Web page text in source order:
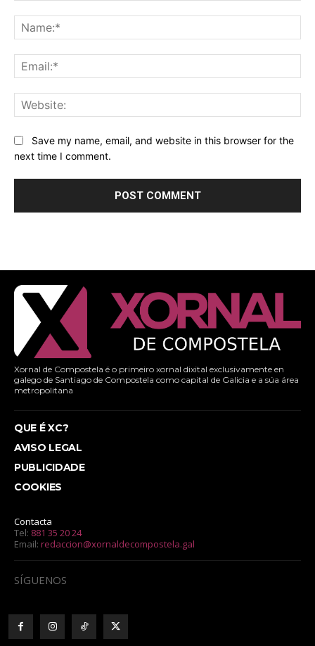
Save my name, email, and website in this browser for the
next time I comment.
Xornal de Compostela é o primeiro xornal dixital exclusivamente en
galego de Santiago de Compostela como capital de Galicia e a súa área
metropolitana
QUE É XC?
AVISO LEGAL
PUBLICIDADE
COOKIES
Contacta
Tel: 881 35 20 24
Email: redaccion@xornaldecompostela.gal
SÍGUENOS